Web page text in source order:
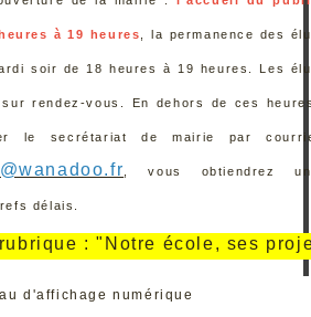
à 19 heures , la permanence des
soir de 18 heures à 19 heures. Les
rendez-vous. En dehors de ces
le secrétariat de mairie par
, vous obtiendrez
délais.
: "Notre école, ses projets,
d'affichage numérique